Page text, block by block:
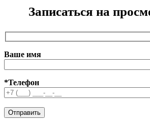
Записаться на
Ваше имя
*Телефон